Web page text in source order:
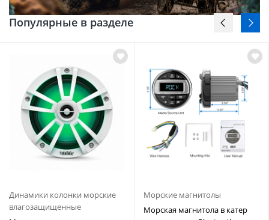
Популярные в разделе
Динамики колонки морские
влагозащищенные
Морские магнитолы
Морская магнитола в катер